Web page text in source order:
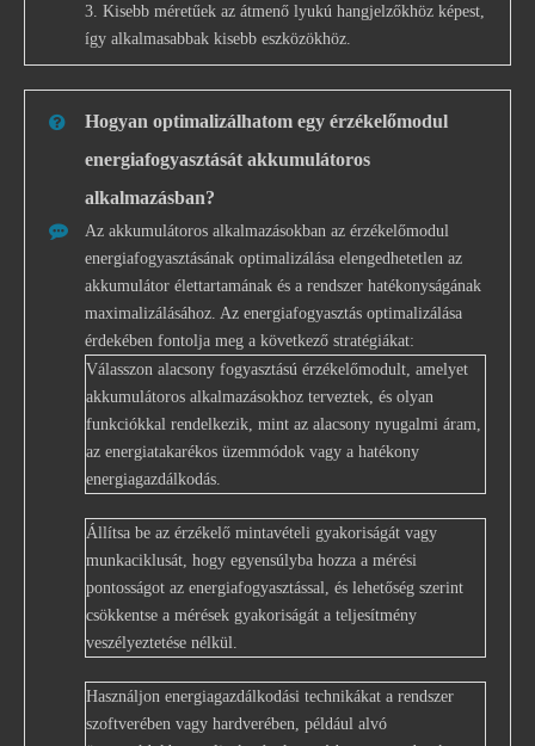
3. Kisebb méretűek az átmenő lyukú hangjelzőkhöz képest,
így alkalmasabbak kisebb eszközökhöz.
Hogyan optimalizálhatom egy érzékelőmodul
energiafogyasztását akkumulátoros
alkalmazásban?
Az akkumulátoros alkalmazásokban az érzékelőmodul
energiafogyasztásának optimalizálása elengedhetetlen az
akkumulátor élettartamának és a rendszer hatékonyságának
maximalizálásához. Az energiafogyasztás optimalizálása
érdekében fontolja meg a következő stratégiákat:
Válasszon alacsony fogyasztású érzékelőmodult, amelyet
akkumulátoros alkalmazásokhoz terveztek, és olyan
funkciókkal rendelkezik, mint az alacsony nyugalmi áram,
az energiatakarékos üzemmódok vagy a hatékony
energiagazdálkodás.
Állítsa be az érzékelő mintavételi gyakoriságát vagy
munkaciklusát, hogy egyensúlyba hozza a mérési
pontosságot az energiafogyasztással, és lehetőség szerint
csökkentse a mérések gyakoriságát a teljesítmény
veszélyeztetése nélkül.
Használjon energiagazdálkodási technikákat a rendszer
szoftverében vagy hardverében, például alvó